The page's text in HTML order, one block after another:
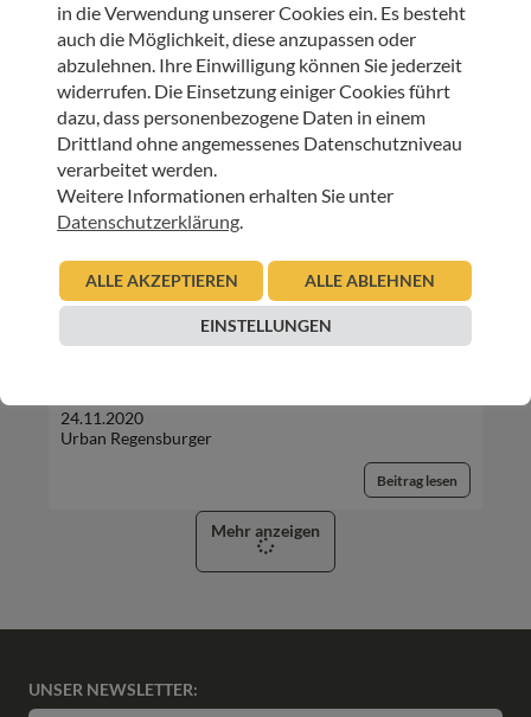
Beitrag lesen
HOSPIZ TIROL
Den Weg der Menschlichkeit weitergehen –
Neue Ausgabe der Vereinszeitung
24.11.2020
Urban Regensburger
Beitrag lesen
Mehr anzeigen
UNSER NEWSLETTER:
in die Verwendung unserer Cookies ein. Es besteht
auch die Möglichkeit, diese anzupassen oder
abzulehnen. Ihre Einwilligung können Sie jederzeit
widerrufen. Die Einsetzung einiger Cookies führt
dazu, dass personenbezogene Daten in einem
Drittland ohne angemessenes Datenschutzniveau
verarbeitet werden.
Weitere Informationen erhalten Sie unter
Datenschutzerklärung.
ALLE AKZEPTIEREN ALLE ABLEHNEN
EINSTELLUNGEN